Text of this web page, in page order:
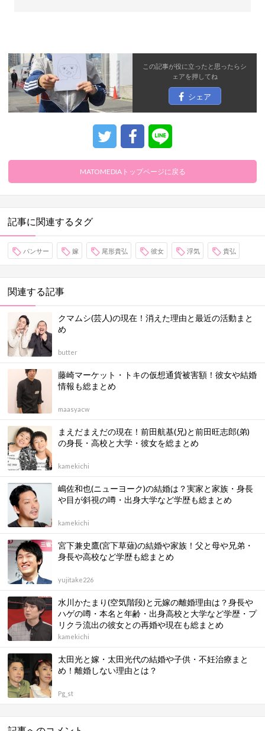
この記事が役に立ったと思ったらシ
ェアを押してね
シェア
MATOMEDIAトップページに戻る
記事に関連するタグ
パンサー 嫁 尾形貴弘 彼女 浮気 貴弘
関連する記事
クマムシ(芸人)の現在！消えた理由と最近の活動まと
め
butter
藤崎マーケット・トキの仮想通貨被害額！彼女や結婚
情報も総まとめ
maasyacw
まえだまえだの現在！前田航基(兄)と前田旺志郎(弟)
の身長・高校と大学・彼女を総まとめ
kamekichi
嶋佐和也(ニューヨーク)の結婚は？実家と家族・身長
や目が斜視の噂・出身大学など学歴も総まとめ
kamekichi
宮下兼史鷹(宮下草薙)の結婚や家族！父と母や兄弟・
身長や高校など学歴も総まとめ
yujitake226
水川かたまり(空気階段)と元嫁の離婚理由は？身長や
ハゲの噂・本名と年齢・出身高校と大学など学歴・プ
リクラ流出の彼女との再婚や現在も総まとめ
kamekichi
太田光と嫁・太田光代の結婚や子供・不妊治療まと
め！離婚しない理由とは？
Pg_st